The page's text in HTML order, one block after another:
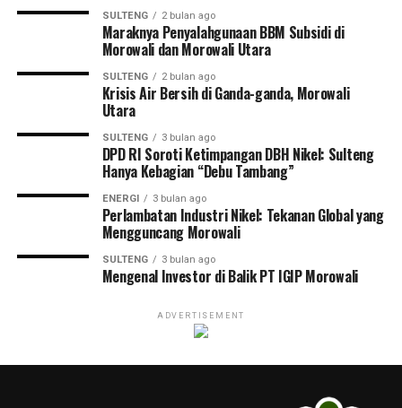
SULTENG 2 bulan ago
Maraknya Penyalahgunaan BBM Subsidi di
Morowali dan Morowali Utara
SULTENG 2 bulan ago
Krisis Air Bersih di Ganda-ganda, Morowali
Utara
SULTENG 3 bulan ago
DPD RI Soroti Ketimpangan DBH Nikel: Sulteng
Hanya Kebagian “Debu Tambang”
ENERGI 3 bulan ago
Perlambatan Industri Nikel: Tekanan Global yang
Mengguncang Morowali
SULTENG 3 bulan ago
Mengenal Investor di Balik PT IGIP Morowali
ADVERTISEMENT